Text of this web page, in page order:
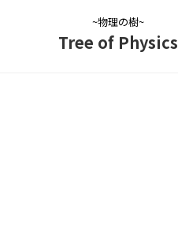
~物理の樹~
Tree of Physics